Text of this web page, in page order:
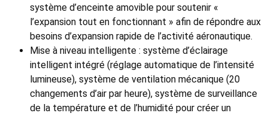
système d’enceinte amovible pour soutenir «
l’expansion tout en fonctionnant » afin de répondre aux
besoins d’expansion rapide de l’activité aéronautique.
Mise à niveau intelligente : système d’éclairage
intelligent intégré (réglage automatique de l’intensité
lumineuse), système de ventilation mécanique (20
changements d’air par heure), système de surveillance
de la température et de l’humidité pour créer un